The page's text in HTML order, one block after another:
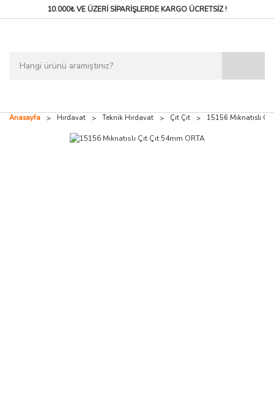
10.000₺ VE ÜZERİ SİPARİŞLERDEKARGO ÜCRETSİZ !
Anasayfa Hırdavat Teknik Hırdavat Çıt Çıt 15156 Mıknatıslı